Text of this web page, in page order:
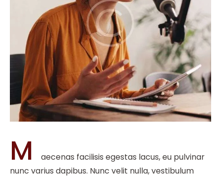
M
aecenas facilisis egestas lacus, eu pulvinar
nunc varius dapibus. Nunc velit nulla, vestibulum